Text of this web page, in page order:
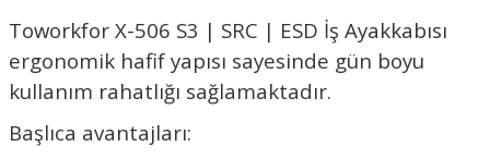
Toworkfor X-506 S3 | SRC | ESD İş Ayakkabısı
ergonomik hafif yapısı sayesinde gün boyu
kullanım rahatlığı sağlamaktadır.
Başlıca avantajları: